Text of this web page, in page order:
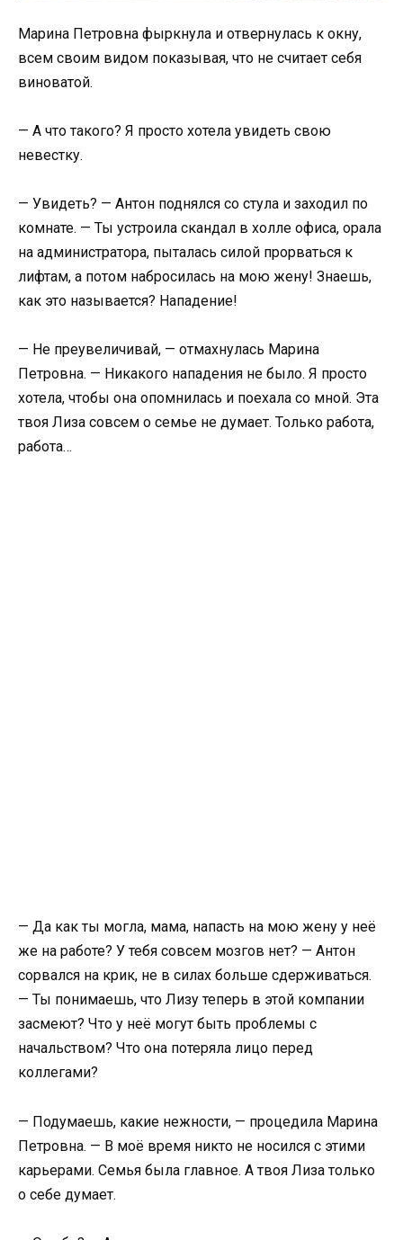
Марина Петровна фыркнула и отвернулась к окну,
всем своим видом показывая, что не считает себя
виноватой.
— А что такого? Я просто хотела увидеть свою
невестку.
— Увидеть? — Антон поднялся со стула и заходил по
комнате. — Ты устроила скандал в холле офиса, орала
на администратора, пыталась силой прорваться к
лифтам, а потом набросилась на мою жену! Знаешь,
как это называется? Нападение!
— Не преувеличивай, — отмахнулась Марина
Петровна. — Никакого нападения не было. Я просто
хотела, чтобы она опомнилась и поехала со мной. Эта
твоя Лиза совсем о семье не думает. Только работа,
работа…
— Да как ты могла, мама, напасть на мою жену у неё
же на работе? У тебя совсем мозгов нет? — Антон
сорвался на крик, не в силах больше сдерживаться.
— Ты понимаешь, что Лизу теперь в этой компании
засмеют? Что у неё могут быть проблемы с
начальством? Что она потеряла лицо перед
коллегами?
— Подумаешь, какие нежности, — процедила Марина
Петровна. — В моё время никто не носился с этими
карьерами. Семья была главное. А твоя Лиза только
о себе думает.